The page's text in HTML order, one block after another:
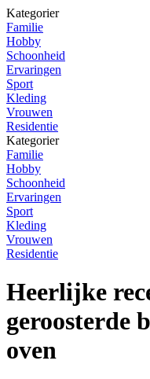
Kategorier
Familie
Hobby
Schoonheid
Ervaringen
Sport
Kleding
Vrouwen
Residentie
Kategorier
Familie
Hobby
Schoonheid
Ervaringen
Sport
Kleding
Vrouwen
Residentie
Heerlijke
geroosterde
oven